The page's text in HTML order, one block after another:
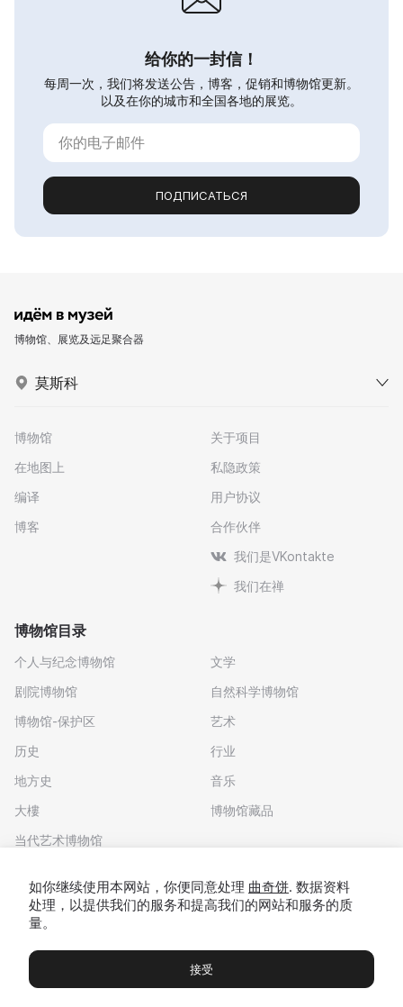
给你的一封信！
每周一次，我们将发送公告，博客，促销和博物馆更新。
以及在你的城市和全国各地的展览。
ПОДПИСАТЬСЯ
博物馆、展览及远足聚合器
莫斯科
博物馆
在地图上
编译
博客
关于项目
私隐政策
用户协议
合作伙伴
我们是VKontakte
我们在禅
博物馆目录
个人与纪念博物馆
剧院博物馆
博物馆-保护区
历史
地方史
大樓
当代艺术博物馆
文学
自然科学博物馆
艺术
行业
音乐
博物馆藏品
博物馆 展览及展览 Чаты Вы
如你继续使用本网站，你便同意处理 曲奇饼. 数据资料
处理，以提供我们的服务和提高我们的网站和服务的质
量。
接受